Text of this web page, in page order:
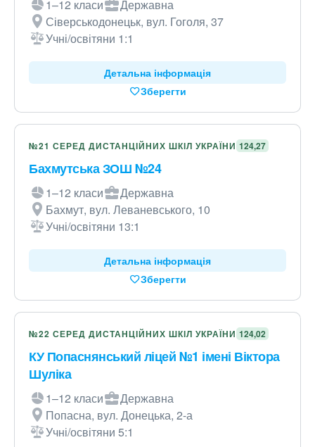
1–12 класи
Державна
Сіверськодонецьк, вул. Гоголя, 37
Учні/освітяни 1:1
Детальна інформація
Зберегти
№21 СЕРЕД ДИСТАНЦІЙНИХ ШКІЛ УКРАЇНИ 124,27
Бахмутська ЗОШ №24
1–12 класи
Державна
Бахмут, вул. Леваневського, 10
Учні/освітяни 13:1
Детальна інформація
Зберегти
№22 СЕРЕД ДИСТАНЦІЙНИХ ШКІЛ УКРАЇНИ 124,02
КУ Попаснянський ліцей №1 імені Віктора
Шуліка
1–12 класи
Державна
Попасна, вул. Донецька, 2-а
Учні/освітяни 5:1